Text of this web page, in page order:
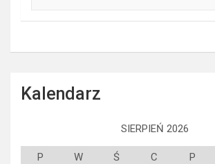
a
Kalendarz
SIERPIEŃ 2026
P W Ś C P